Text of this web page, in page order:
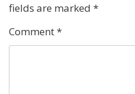
fields are marked *
Comment*